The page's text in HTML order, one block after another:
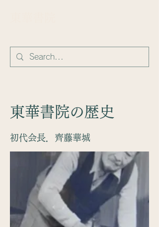
東華書院の歴史
初代会長．齊藤華城